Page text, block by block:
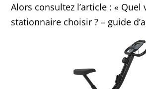
Alors consultez l’article : « Quel
stationnaire choisir ? – guide